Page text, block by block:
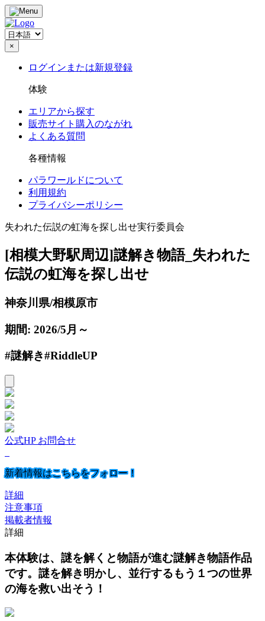
×
ログインまたは新規登録
体験
エリアから探す
販売サイト購入のながれ
よくある質問
各種情報
パラワールドについて
利用規約
プライバシーポリシー
失われた伝説の虹海を探し出せ実行委員会
[相模大野駅周辺]謎解き物語_失われた
伝説の虹海を探し出せ
神奈川県/相模原市
期間: 2026/5月～
#謎解き#RiddleUP
公式HP お問合せ
新着情報はこちらをフォロー！
詳細
注意事項
掲載者情報
詳細
本体験は、謎を解くと物語が進む謎解き物語作品
です。謎を解き明かし、並行するもう１つの世界
の海を救い出そう！